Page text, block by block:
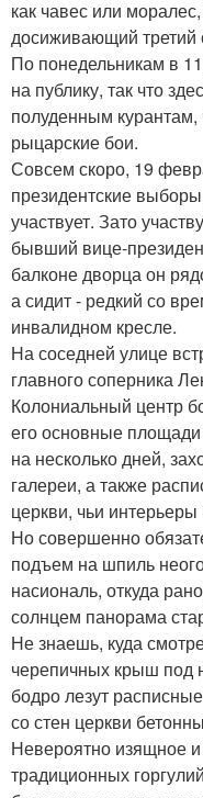
как чавес или
досиживающий третий
По понедельникам в
на публику, так что
полуденным
рыцарские бои.
Совсем скоро, 19
президентские
участвует. Зато
бывший вице-
балконе дворца он
а сидит - редкий со
инвалидном кресле.
На соседней улице
главного соперника
Колониальный центр
его основные площади
на несколько дней,
галереи, а также
церкви, чьи
Но совершенно
подъем на шпиль
насиональ, откуда
солнцем панорама
Не знаешь, куда
черепичных крыш под
бодро лезут
со стен церкви
Невероятно изящное
традиционных